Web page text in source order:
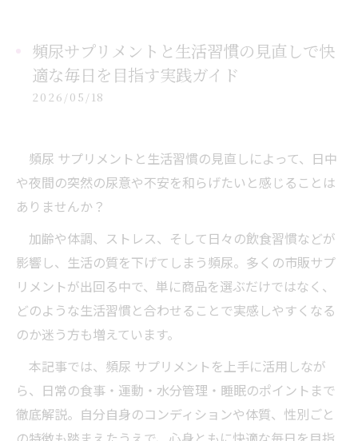
頻尿サプリメントと生活習慣の見直しで快
適な毎日を目指す実践ガイド
2026/05/18
頻尿 サプリメントと生活習慣の見直しによって、日中
や夜間の突然の尿意や不安を和らげたいと感じることは
ありませんか？
加齢や体調、ストレス、そして日々の飲食習慣などが
影響し、生活の質を下げてしまう頻尿。多くの市販サプ
リメントが出回る中で、単に商品を選ぶだけではなく、
どのような生活習慣と合わせることで実感しやすくなる
のか迷う方も増えています。
本記事では、頻尿 サプリメントを上手に活用しなが
ら、日常の食事・運動・水分管理・睡眠のポイントまで
徹底解説。自分自身のコンディションや体質、性別ごと